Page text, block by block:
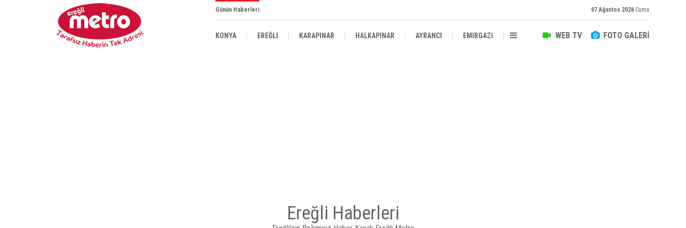
Günün Haberleri 07 Ağustos 2026 Cuma
WEB TV FOTO GALERİ
KONYA EREĞLİ KARAPINAR HALKAPINAR AYRANCI EMİRGAZİ
Ereğli Haberleri